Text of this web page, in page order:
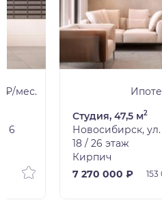
₽/мес.
6
Студия, 47,5 м2
Новосибирск,
18 / 26 этаж
Кирпич
7 270 000 ₽